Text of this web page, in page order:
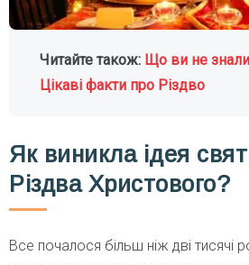
Читайте також: Що ви не
Цікаві факти про Різдво
Як виникла ідея
Різдва Христового?
Все почалося більш ніж дві тисячі